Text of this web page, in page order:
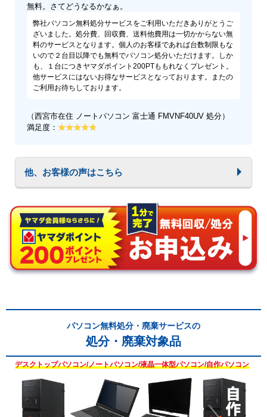
無料。さてどうなるかなぁ。
弊社パソコン無料処分サービスをご利用いただきありがとうご
ざいました。処分費、回収費、送料他費用は一切かからない無
料のサービスとなります。個人のお客様であれば台数制限もな
いので２台目以降でも無料でパソコン処分いただけます。しか
も、１台につきヤマダポイント200PTももれなくプレゼント。
他サービスにはないお得なサービスとなっております。またの
ご利用お待ちしております。
（西宮市在住 ノートパソコン 富士通 FMVNF40UV 処分）
満足度：
他、お客様の声はこちら
パソコン無料処分・廃棄サービスの
処分・廃棄対象品
デスクトップパソコン/ノートパソコン/液晶一体型パソコン/自作パソコン